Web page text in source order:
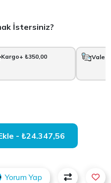
İstersiniz?
Kargo+ ₺350,00 Vale
Sepete Ekle - ₺24.347,56
Yorum Yap